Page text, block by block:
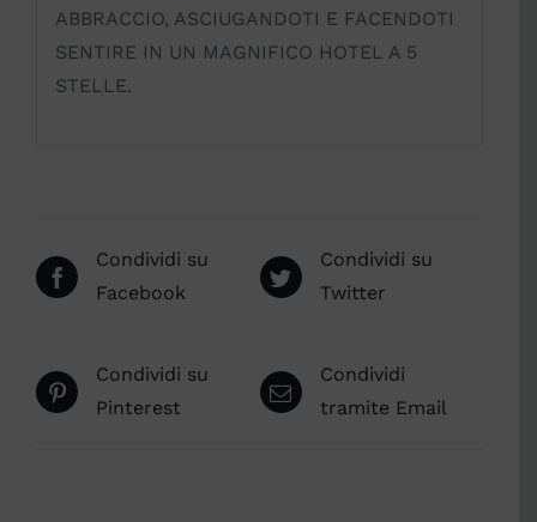
ABBRACCIO, ASCIUGANDOTI E FACENDOTI
SENTIRE IN UN MAGNIFICO HOTEL A 5
STELLE.
Condividi su
Facebook
Condividi su
Twitter
Condividi su
Pinterest
Condividi
tramite Email